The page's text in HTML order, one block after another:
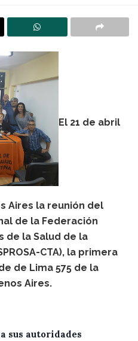
El 21 de abril
Aires la reunión del
de la Federación
de la Salud de la
CTA), la primera
de Lima 575 de la
Aires.
sus autoridades